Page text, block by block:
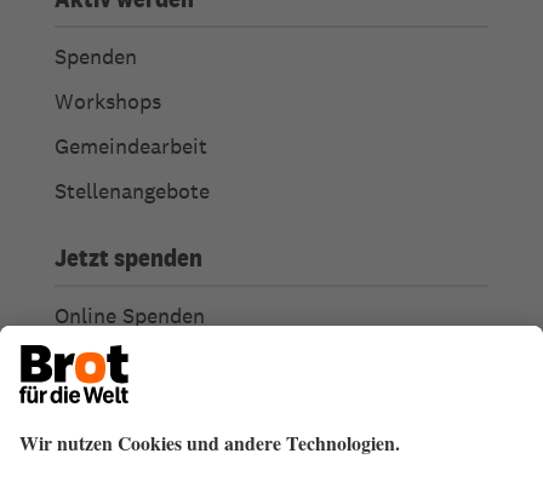
Spenden
Workshops
Gemeindearbeit
Stellenangebote
Jetzt spenden
Online Spenden
Weitere Spendenmöglichkeiten
Ich habe Fragen zu meiner Spende
Spendengütesiegel